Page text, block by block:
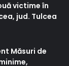
victime în
jud. Tulcea
Măsuri de